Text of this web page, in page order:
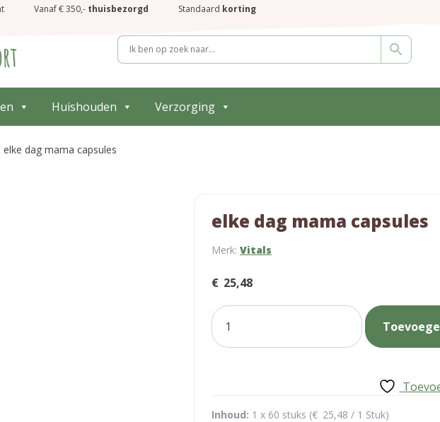
Vanaf € 350,- thuisbezorgd Standaard korting
Huishouden Verzorging
elke dag mama capsules
elke dag mama capsules
Merk: Vitals
€ 25,48
elke
dag
mama
Inhoud: 1 x 60 stuks (€ 25,48 / 1 Stuk)